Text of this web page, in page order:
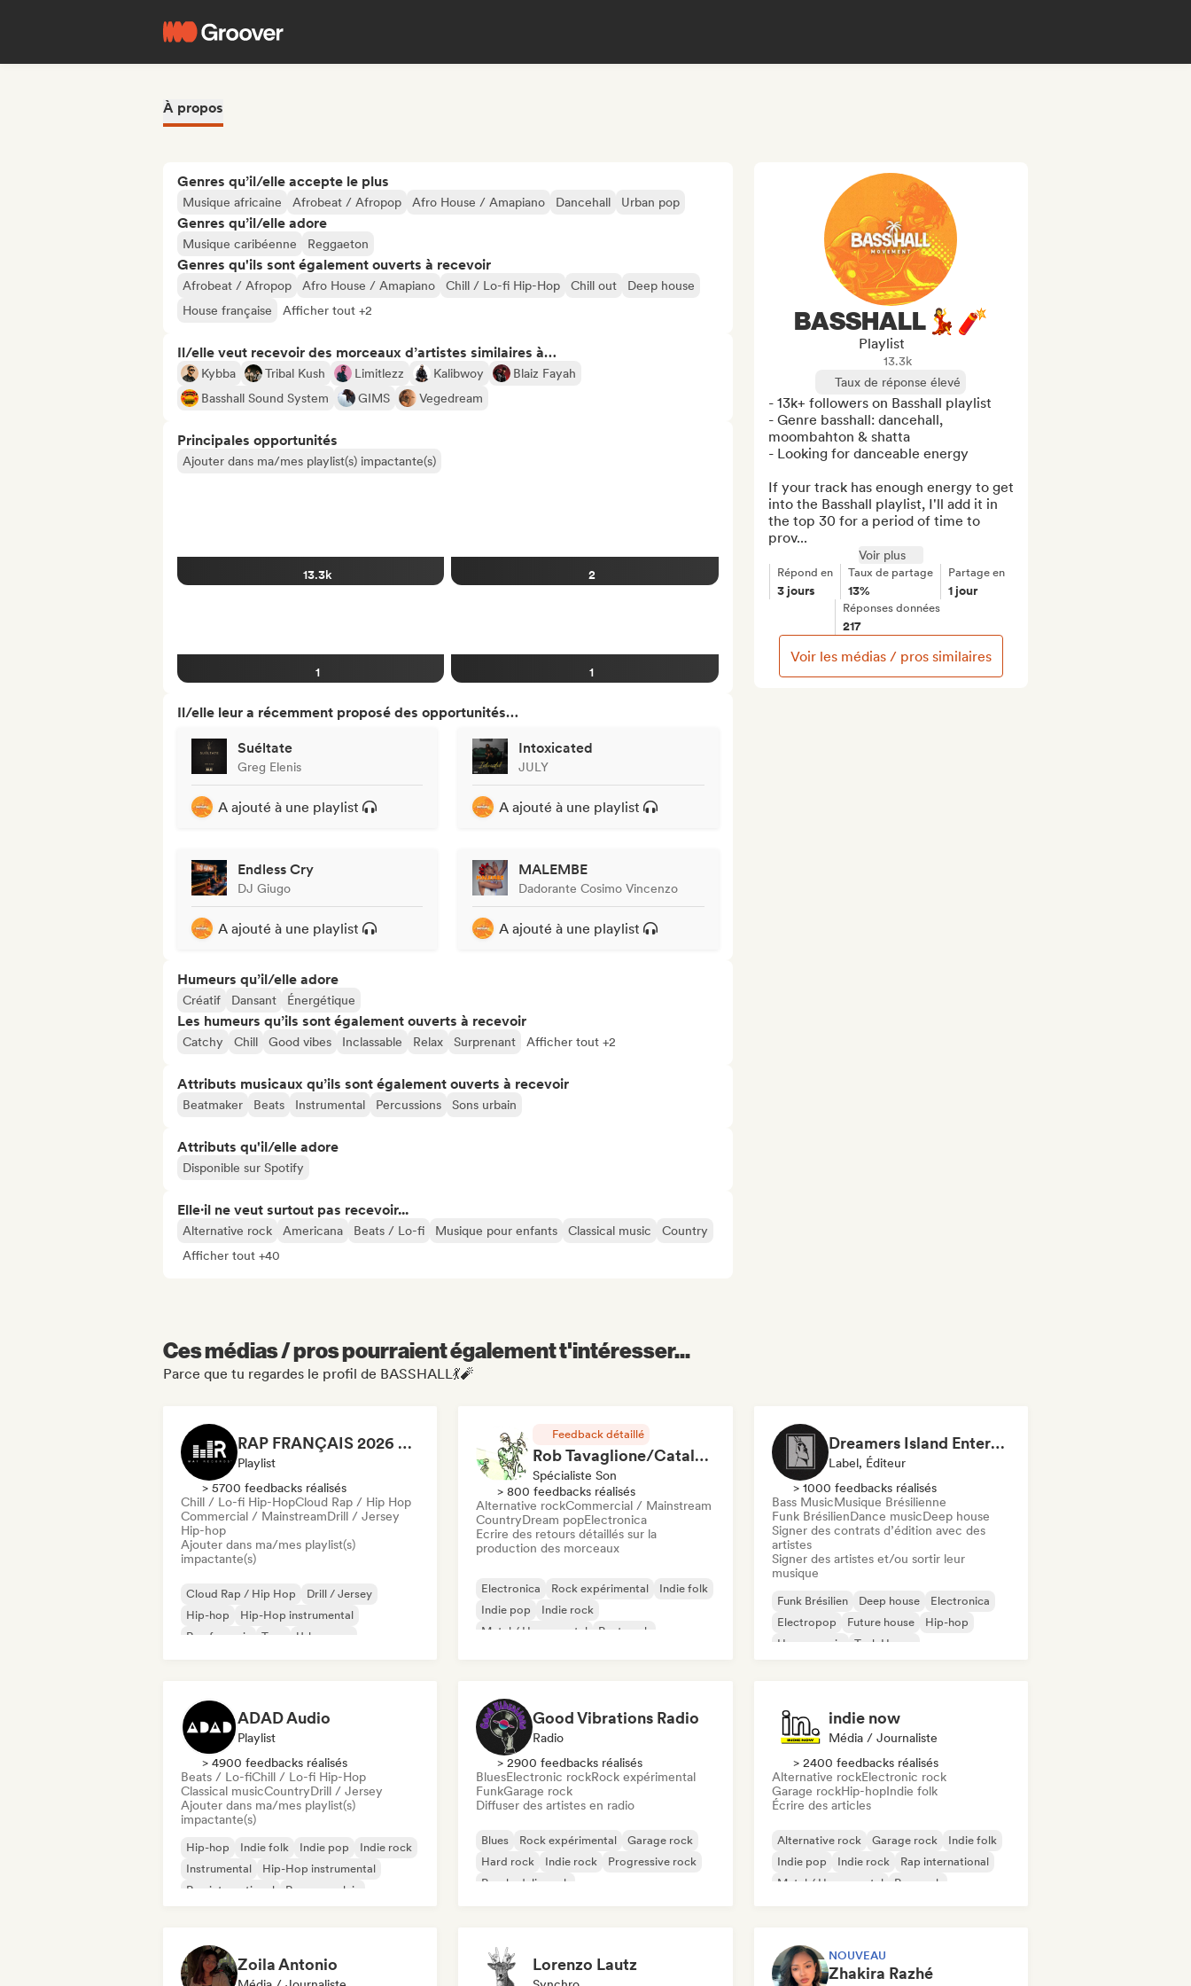
À propos
Genres qu’il/elle accepte le plus
Musique africaine Afrobeat / Afropop Afro House / Amapiano Dancehall Urban pop
Genres qu’il/elle adore
Musique caribéenne Reggaeton
Genres qu'ils sont également ouverts à recevoir
Afrobeat / Afropop Afro House / Amapiano Chill / Lo-fi Hip-Hop Chill out
Deep house
House française
Afficher tout +2
Il/elle veut recevoir des morceaux d’artistes similaires à…
Kybba Tribal Kush Limitlezz Kalibwoy
Blaiz Fayah
Basshall Sound System
GIMS Vegedream
Principales opportunités
Ajouter dans ma/mes playlist(s) impactante(s)
13.3k 2
1 1
Il/elle leur a récemment proposé des opportunités…
Suéltate
Greg Elenis
A ajouté à une playlist
Intoxicated
JULY
A ajouté à une playlist
Endless Cry
DJ Giugo
A ajouté à une playlist
MALEMBE
Dadorante Cosimo Vincenzo
A ajouté à une playlist
Humeurs qu’il/elle adore
Créatif Dansant Énergétique
Les humeurs qu’ils sont également ouverts à recevoir
Catchy Chill Good vibes Inclassable Relax Surprenant Afficher tout +2
Attributs musicaux qu’ils sont également ouverts à recevoir
Beatmaker Beats Instrumental Percussions Sons urbain
Attributs qu'il/elle adore
Disponible sur Spotify
Elle·il ne veut surtout pas recevoir...
Alternative rock Americana Beats / Lo-fi Musique pour enfants Classical music
Country
Afficher tout +40
BASSHALL💃🧨
Playlist
13.3k
Taux de réponse élevé
- 13k+ followers on Basshall playlist
- Genre basshall: dancehall,
moombahton & shatta
- Looking for danceable energy
If your track has enough energy to get
into the Basshall playlist, I'll add it in
the top 30 for a period of time to
prov...
Voir plus
Répond en
3 jours
Taux de partage
13%
Partage en
1 jour
Réponses données
217
Voir les médias / pros similaires
Ces médias / pros pourraient également t'intéresser...
Parce que tu regardes le profil de BASSHALL💃🧨
RAP FRANÇAIS 2026 🔥🇫🇷 (Way Records)
Playlist
> 5700 feedbacks réalisés
Chill / Lo-fi Hip-HopCloud Rap / Hip Hop
Commercial / MainstreamDrill / Jersey
Hip-hop
Ajouter dans ma/mes playlist(s)
impactante(s)
Cloud Rap / Hip Hop
Drill / Jersey
Hip-hop
Hip-Hop instrumental
Rap francais
Trap
Urban pop
Feedback détaillé
Rob Tavaglione/Catalyst Recording
Spécialiste Son
> 800 feedbacks réalisés
Alternative rockCommercial / Mainstream
CountryDream popElectronica
Ecrire des retours détaillés sur la
production des morceaux
Electronica Rock expérimental
Indie folk
Indie pop
Indie rock
Metal / Heavy metal
Post punk
Dreamers Island Entertainment
Label, Éditeur
> 1000 feedbacks réalisés
Bass MusicMusique Brésilienne
Funk BrésilienDance musicDeep house
Signer des contrats d’édition avec des
artistes
Signer des artistes et/ou sortir leur
musique
Funk Brésilien Deep house
Electronica
Electropop
Future house
Hip-hop
House music
Tech House
ADAD Audio
Playlist
> 4900 feedbacks réalisés
Beats / Lo-fiChill / Lo-fi Hip-Hop
Classical musicCountryDrill / Jersey
Ajouter dans ma/mes playlist(s)
impactante(s)
Hip-hop Indie folk Indie pop
Indie rock
Instrumental
Hip-Hop instrumental
Rap international
Rap en anglais
Good Vibrations Radio
Radio
> 2900 feedbacks réalisés
BluesElectronic rockRock expérimental
FunkGarage rock
Diffuser des artistes en radio
Blues Rock expérimental
Garage rock
Hard rock
Indie rock
Progressive rock
Psychedelic rock
indie now
Média / Journaliste
> 2400 feedbacks réalisés
Alternative rockElectronic rock
Garage rockHip-hopIndie folk
Écrire des articles
Alternative rock Garage rock
Indie folk
Indie pop
Indie rock
Rap international
Metal / Heavy metal
Pop rock
Zoila Antonio Lorenzo Lautz NOUVEAU
Zhakira Razhé